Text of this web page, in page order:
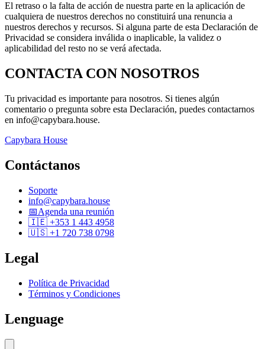
El retraso o la falta de acción de nuestra parte en la aplicación de
cualquiera de nuestros derechos no constituirá una renuncia a
nuestros derechos y recursos. Si alguna parte de esta Declaración de
Privacidad se considera inválida o inaplicable, la validez o
aplicabilidad del resto no se verá afectada.
CONTACTA CON NOSOTROS
Tu privacidad es importante para nosotros. Si tienes algún
comentario o pregunta sobre esta Declaración, puedes contactarnos
en info@capybara.house.
Capybara House
Contáctanos
Soporte
info@capybara.house
📅Agenda una reunión
🇮🇪 +353 1 443 4958
🇺🇸 +1 720 738 0798
Legal
Política de Privacidad
Términos y Condiciones
Lenguage